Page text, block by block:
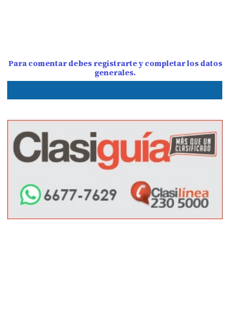
Para comentar debes registrarte y completar los datos
generales.